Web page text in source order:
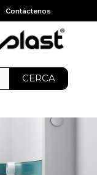
Contáctenos
CERCA